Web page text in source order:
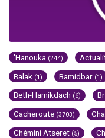
'Hanouka (244)
Balak (1) Bamidbar (1)
Beth-Hamikdach (6)
Cacheroute (3703)
Chémini Atseret (5)